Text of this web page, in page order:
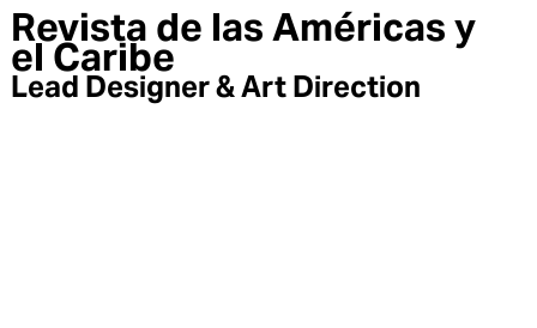
Revista de las Américas y
el Caribe
Lead Designer & Art Direction